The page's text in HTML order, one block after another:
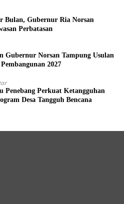
Bulan, Gubernur Ria Norsan
Perbatasan
Gubernur Norsan Tampung Usulan
2027
Penebang Perkuat Ketangguhan
Desa Tangguh Bencana